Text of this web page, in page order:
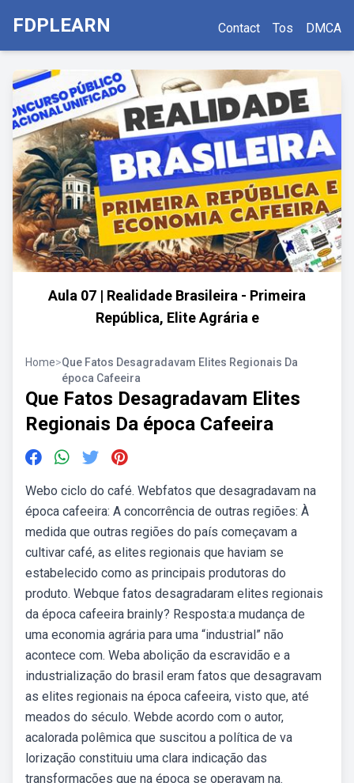
FDPLEARN Contact Tos DMCA
Aula 07 | Realidade Brasileira - Primeira
República, Elite Agrária e
Home>Que Fatos Desagradavam Elites Regionais Da
época Cafeeira
Que Fatos Desagradavam Elites
Regionais Da época Cafeeira
Webo ciclo do café. Webfatos que desagradavam na
época cafeeira: A concorrência de outras regiões: À
medida que outras regiões do país começavam a
cultivar café, as elites regionais que haviam se
estabelecido como as principais produtoras do
produto. Webque fatos desagradaram elites regionais
da época cafeeira brainly? Resposta:a mudança de
uma economia agrária para uma “industrial” não
acontece com. Weba abolição da escravidão e a
industrialização do brasil eram fatos que desagravam
as elites regionais na época cafeeira, visto que, até
meados do século. Webde acordo com o autor,
acalorada polêmica que suscitou a política de va
lorização constituiu uma clara indicação das
transformações que na época se operavam na.